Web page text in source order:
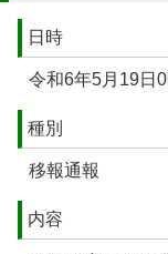
日時
令和6年5月19日
種別
移報通報
内容